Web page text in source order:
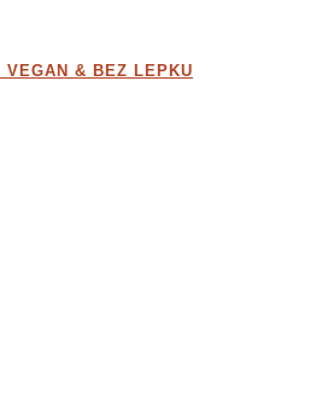
VEGAN & BEZ LEPKU